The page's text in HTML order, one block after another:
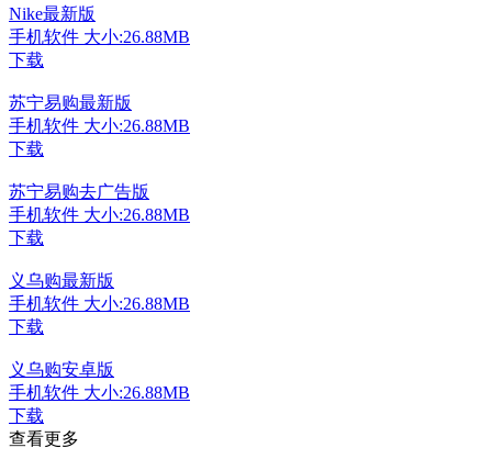
Nike最新版
手机软件 大小:26.88MB
下载
苏宁易购最新版
手机软件 大小:26.88MB
下载
苏宁易购去广告版
手机软件 大小:26.88MB
下载
义乌购最新版
手机软件 大小:26.88MB
下载
义乌购安卓版
手机软件 大小:26.88MB
下载
查看更多